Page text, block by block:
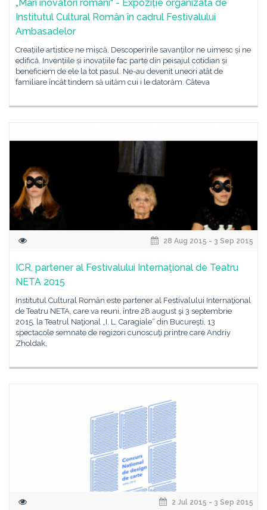
„Mari inovatori români“ - Expoziție organizată de
Institutul Cultural Român în cadrul Festivalului
Ambasadelor
Creațiile artistice ne mișcă. Descoperirile savanților ne uimesc și ne
edifică. Invențiile și inovațiile fac parte din peisajul cotidian și
beneficiem de ele la tot pasul. Ne-au devenit uneori atât de
familiare încât tindem să uităm cui i le datorăm. Câteva
28 Aug 2015 - 3 Sep 2015
ICR, partener al Festivalului Internaţional de Teatru
NETA 2015
Institutul Cultural Român este partener al Festivalului Internaţional
de Teatru NETA, care va reuni, între 28 august şi 3 septembrie
2015, la Teatrul Naţional „I. L. Caragiale“ din Bucureşti, 13
spectacole semnate de regizori cunoscuţi printre care Andriy
Zholdak,
2 Jul 2015 - 3 Sep 2015